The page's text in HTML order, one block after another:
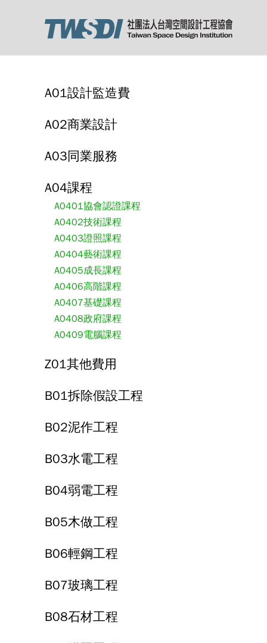
A01設計監造費
A02商業設計
A03同業服務
A04課程
A0401協會認證課程
A0402技術課程
A0403證照課程
A0404藝術課程
A0405成長課程
A0406高階課程
A0407基礎課程
A0408政府課程
A0409電腦課程
Z01其他費用
B01拆除假設工程
B02泥作工程
B03水電工程
B04弱電工程
B05木做工程
B06輕鋼工程
B07玻璃工程
B08石材工程